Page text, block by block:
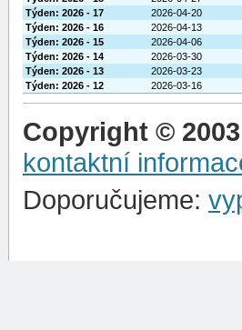
Týden: 2026 - 17
2026-04-20
Týden: 2026 - 16
2026-04-13
Týden: 2026 - 15
2026-04-06
Týden: 2026 - 14
2026-03-30
Týden: 2026 - 13
2026-03-23
Týden: 2026 - 12
2026-03-16
Copyright ©
kontaktní
Doporučujeme: